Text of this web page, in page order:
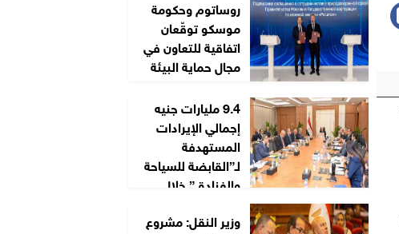
روساتوم وحكومة
موسكو توقّعان
اتفاقية للتعاون في
مجال حماية البيئة
9.4 مليارات جنيه
إجمالي الإيرادات
المستهدفة
لـ”القابضة للسياحة
والفنادق” خلال
وزير النقل: مشروع